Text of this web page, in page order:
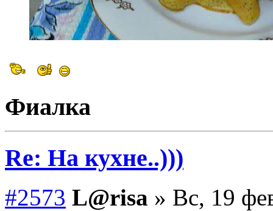
Фиалка
Re: На кухне..)))
#2573 L@risa » Вс, 19